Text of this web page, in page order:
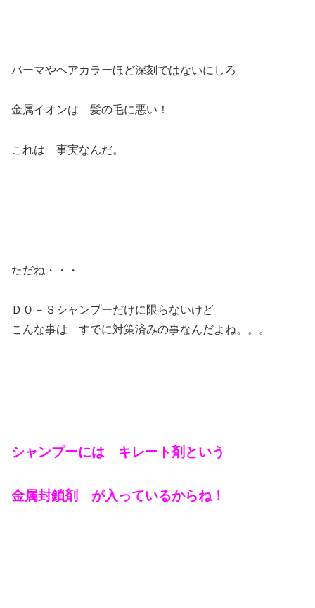
パーマやヘアカラーほど深刻ではないにしろ
金属イオンは 髪の毛に悪い！
これは 事実なんだ。
ただね・・・
ＤＯ－Ｓシャンプーだけに限らないけど
こんな事は すでに対策済みの事なんだよね。。。
シャンプーには キレート剤という
金属封鎖剤 が入っているからね！